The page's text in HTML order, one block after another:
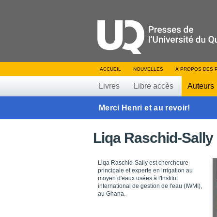
ACCUEIL NOUVELLES À PROPOS DES
Livres Libre accès Auteurs
Merci Henri et au revoir!
Liqa Raschid-Sally
Liqa Raschid-Sally est chercheure
principale et experte en irrigation au
moyen d'eaux usées à l'Institut
international de gestion de l'eau (IWMI),
au Ghana.